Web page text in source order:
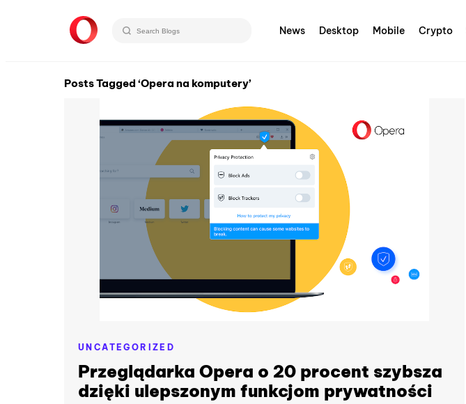
News Desktop Mobile Crypto
Posts Tagged ‘Opera na komputery’
UNCATEGORIZED
Przeglądarka Opera o 20 procent szybsza
dzięki ulepszonym funkcjom prywatności